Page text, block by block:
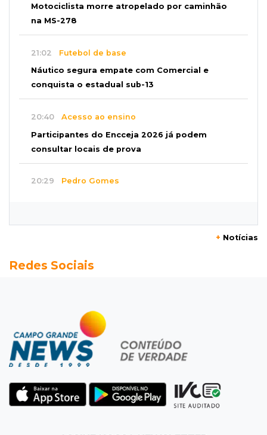
Motociclista morre atropelado por caminhão
na MS-278
21:02 Futebol de base
Náutico segura empate com Comercial e
conquista o estadual sub-13
20:40 Acesso ao ensino
Participantes do Encceja 2026 já podem
consultar locais de prova
20:29 Pedro Gomes
Pantanal treina em Goiânia antes de jogo que
Campeonato Brasileiro
Remo busca empate com Atlético-MG e segue
na zona de rebaixamento
Defesa diz que preso suspeito de sequestro
só emprestou casa a conhecido
+ Notícias
Redes Sociais